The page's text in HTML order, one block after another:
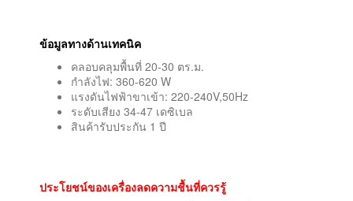
ข้อมูลทางด้านเทคนิค
คลอบคลุมพื้นที่ 20-30 ตร.ม.
กำลังไฟ: 360-620 W
แรงดันไฟฟ้าขาเข้า: 220-240V,50Hz
ระดับเสียง 34-47 เดซิเบล
สินค้ารับประกัน 1 ปี
ประโยชน์ของเครื่องลดความชื้นที่ควรรู้